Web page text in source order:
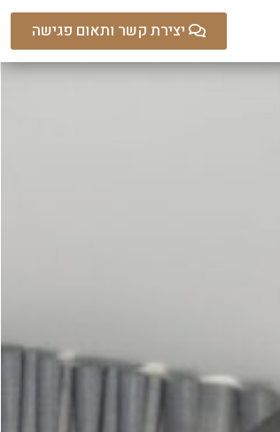
יצירת קשר ותאום פגישה